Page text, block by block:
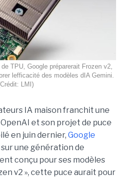
TPU, Google préparerait Frozen v2,
lefficacité des modèles dIA Gemini.
LMI)
IA maison franchit une
et son projet de puce
en juin dernier, Google
une génération de
conçu pour ses modèles
v2 », cette puce aurait pour